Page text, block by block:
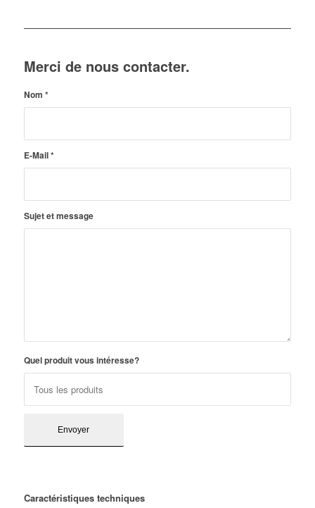
Merci de nous contacter.
Nom *
E-Mail*
Sujet et message
Quel produit vous intéresse?
Caractéristiques techniques